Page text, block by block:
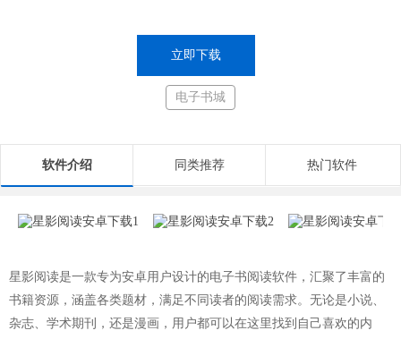
立即下载
电子书城
软件介绍 同类推荐 热门软件
星影阅读是一款专为安卓用户设计的电子书阅读软件，汇聚了丰富的
书籍资源，涵盖各类题材，满足不同读者的阅读需求。无论是小说、
杂志、学术期刊，还是漫画，用户都可以在这里找到自己喜欢的内